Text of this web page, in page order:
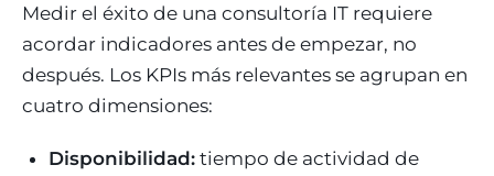
Medir el éxito de una consultoría IT requiere
acordar indicadores antes de empezar, no
después. Los KPIs más relevantes se agrupan en
cuatro dimensiones:
Disponibilidad: tiempo de actividad de